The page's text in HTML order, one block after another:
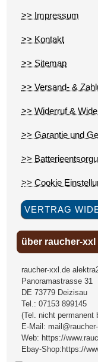
>> Impressum
>> Kontakt
>> Sitemap
>> Versand- &
>> Widerruf &
>> Garantie und
>>
>> Cookie
VERTRAG
über raucher-xxl
raucher-xxl.de
Panoramastrasse 31
DE 73779 Deizisau
Tel.:07153 899145
(Tel. nicht permanent
E-Mail:
Web: https://
Ebay-Shop: https://